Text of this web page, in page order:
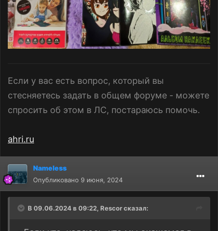
Если у вас есть вопрос, который вы
стесняетесь задать в общем форуме - можете
спросить об этом в ЛС, постараюсь помочь.
ahri.ru
Nameless
Опубликовано 9 июня, 2024
В 09.06.2024 в 09:22, Rescorсказал: